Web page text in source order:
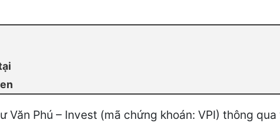
Văn Phú – Invest (mã chứng khoán: VPI) thông